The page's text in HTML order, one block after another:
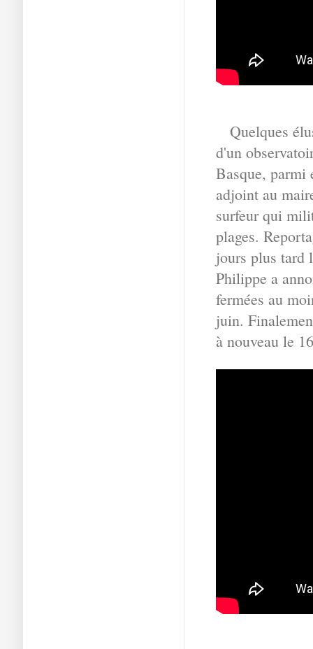
Quelques
d'un
Basque, parmi
adjoint au
surfeur qui
plages.
jours plus tard
Philippe a
fermées au
juin.
à nouveau le